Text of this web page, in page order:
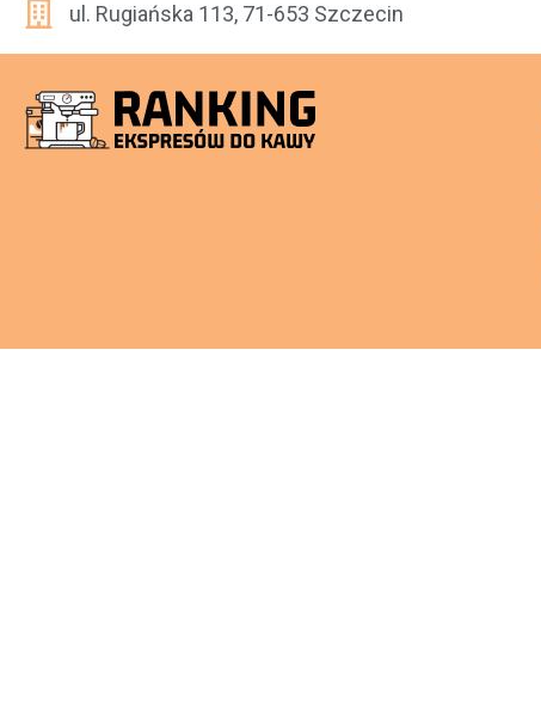
ul. Rugiańska 113, 71-653 Szczecin